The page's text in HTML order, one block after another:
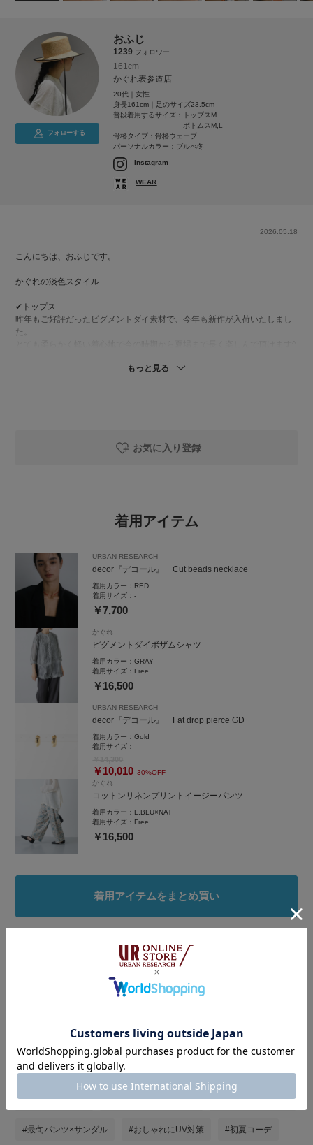
フォローする
おふじ
1239 フォロワー
161cm
かぐれ表参道店
20代｜女性
身長161cm｜足のサイズ23.5cm
普段着用するサイズ：
トップスM
ボトムスM,L
骨格タイプ：骨格ウェーブ
パーソナルカラー：ブルべ冬
Instagram
WEAR
2026.05.18
こんにちは、おふじです。
かぐれの淡色スタイル
✔トップス
昨年もご好評だったピグメントダイ素材で、今年も新作が入荷いたしまし
た。
爽やかなカラーと身頃に入ったピンタックデザインが素敵で、1枚で様にな
気になるアイテムやスタイリングは
ぜひ♡マークでお気に入り登録を◎
あとで見返しやすくなります。
また、【おふじ】のフォローもぜひお願いします
instagramも良かったらのぞきにきてくださいね。
アカウント名 ofuji.ga_ です♡
コメント欄やＤＭでお問い合わせ頂きますと返信させて頂きます^ ^
もっと見る
お気に入り登録
着用アイテム
URBAN RESEARCH
decor『デコール』 Cut beads necklace
着用カラー： RED
着用サイズ：-
￥7,700
かぐれ
ピグメントダイボザムシャツ
着用カラー：GRAY
着用サイズ： Free
￥16,500
URBAN RESEARCH
decor『デコール』 Fat drop pierce GD
着用カラー：Gold
着用サイズ：-
￥10,010 30%OFF
かぐれ
コットンリネンプリントイージーパンツ
着用カラー： L.BLU×NAT
着用サイズ： Free
￥16,500
着用アイテムをまとめ買い
タグ
#最旬パンツスタイル #st2605 #ピクニックコーデ
#夏小物で旬顔コーデ
#夏の快適服 #帰省コーデ
#お出かけコーデ #初夏のおでかけコーデ #シャツ着こなし術
#最旬パンツ×サンダル #おしゃれにUV対策 #初夏コーデ